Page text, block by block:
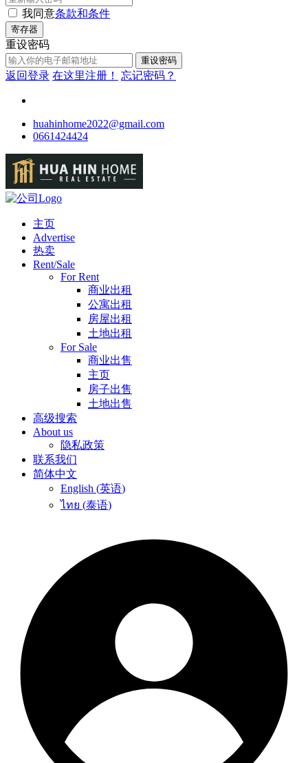
我同意条款和条件
寄存器
重设密码
重设密码
返回登录 在这里注册！ 忘记密码？
huahinhome2022@gmail.com
0661424424
主页
Advertise
热卖
Rent/Sale
For Rent
商业出租
公寓出租
房屋出租
土地出租
For Sale
商业出售
主页
房子出售
土地出售
高级搜索
About us
隐私政策
联系我们
简体中文
English (英语)
ไทย (泰语)